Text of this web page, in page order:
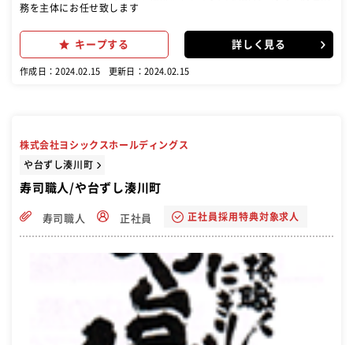
務を主体にお任せ致します
キープする 詳しく見る
作成日：2024.02.15 更新日：2024.02.15
株式会社ヨシックスホールディングス
や台ずし湊川町
寿司職人/や台ずし湊川町
寿司職人 正社員 正社員採用特典対象求人